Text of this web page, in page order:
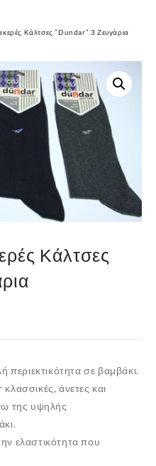
Κάλτσες ”Dundar” 3 Ζευγάρια
Κάλτσες
σε βαμβάκι.
κλασσικές, άνετες και
της υψηλής
.
ελαστικότητα που